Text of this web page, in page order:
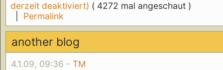
derzeit deaktiviert) ( 4272 mal angeschaut )
Permalink
another blog
4.1.09, 09:36 - TM